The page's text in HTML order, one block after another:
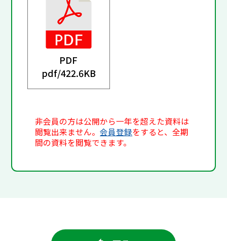
PDF
pdf/422.6KB
非会員の方は公開から一年を超えた資料は
閲覧出来ません。会員登録をすると、全期
間の資料を閲覧できます。